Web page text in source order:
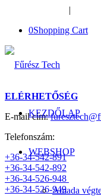
|
0Shopping Cart
KEZDŐLAP
WEBSHOP
Amada
ELÉRHETŐSÉG
E-mail cím:
Telefonszám:
+36-34-542-891
+36-34-542-892
+36-34-526-948
+36-34-526-949